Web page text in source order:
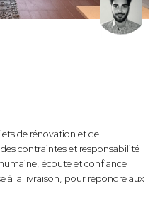
de rénovation et de
contraintes et responsabilité
écoute et confiance
à la livraison, pour répondre aux